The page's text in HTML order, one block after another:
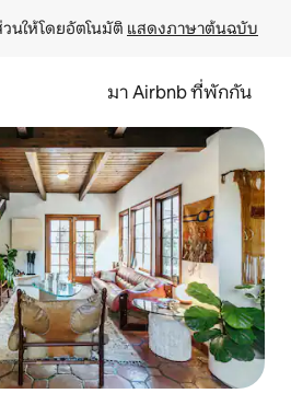
นให้โดยอัตโนมัติ แสดงภาษาต้นฉบับ
มา Airbnb ที่พักกัน